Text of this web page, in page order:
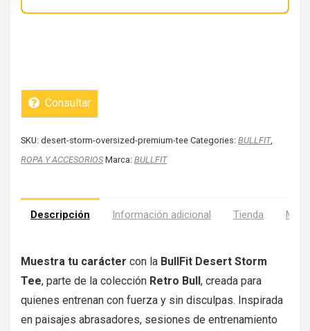
Consultar
SKU: desert-storm-oversized-premium-tee Categories: BULLFIT,
ROPA Y ACCESORIOS Marca: BULLFIT
Descripción Información adicional Tienda Más
Muestra tu carácter con la BullFit Desert Storm
Tee, parte de la colección Retro Bull, creada para
quienes entrenan con fuerza y sin disculpas. Inspirada
en paisajes abrasadores, sesiones de entrenamiento